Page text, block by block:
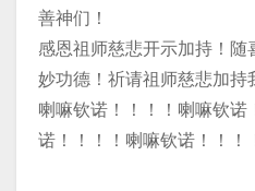
善神们！
感恩祖师慈悲开示加持！随
妙功德！祈请祖师慈悲加持
喇嘛钦诺！！！！喇嘛钦诺
诺！！！！喇嘛钦诺！！！